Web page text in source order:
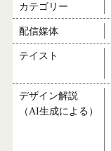
カテゴリー
配信媒体
テイスト
デザイン解説
（AI生成による）